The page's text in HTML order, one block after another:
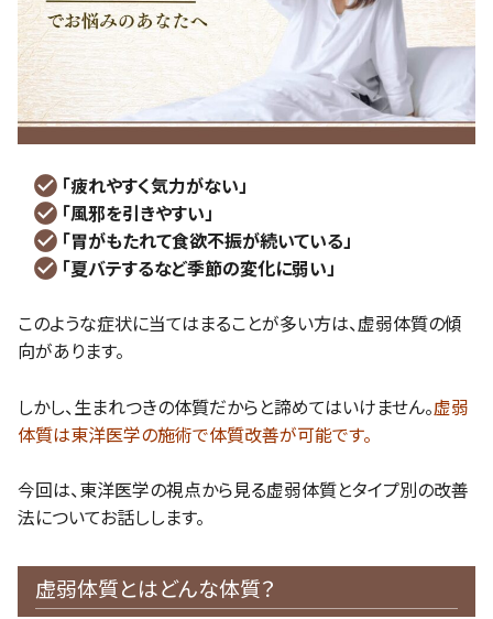
「疲れやすく気力がない」
「風邪を引きやすい」
「胃がもたれて食欲不振が続いている」
「夏バテするなど季節の変化に弱い」
このような症状に当てはまることが多い方は、虚弱体質の傾
向があります。
しかし、生まれつきの体質だからと諦めてはいけません。虚弱
体質は東洋医学の施術で体質改善が可能です。
今回は、東洋医学の視点から見る虚弱体質とタイプ別の改善
法についてお話しします。
虚弱体質とはどんな体質？